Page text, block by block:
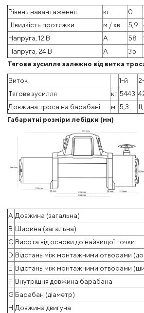
Рівень навантаження кг 0
Швидкість протяжки
м / хв 5,9
Напруга, 12 В
А 58
Напруга, 24 В
А 35
Тягове зусилля залежно від витка
Виток 1-й
Тягове зусилля
кг 5443
Довжина троса на барабані
м 5,3
Габаритні розміри лебідки (мм)
A Довжина (загальна)
B Ширина (загальна)
C Висота від основи до найвищої точки
D Відстань між монтажними отворами
E Відстань між монтажними отворами
F Внутрішня довжина барабана
G Барабан (діаметр)
H Довжина двигуна